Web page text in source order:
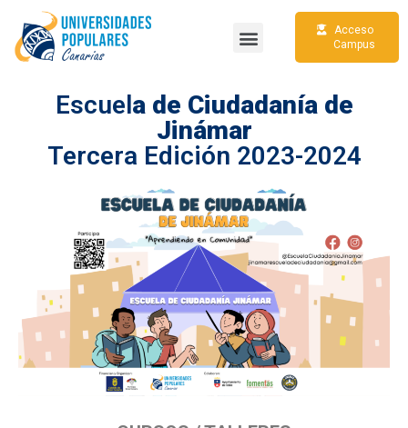
Acceso
Campus
Escuel a de Ciudadanía de
Jinámar
Tercera Edición 2023-2024